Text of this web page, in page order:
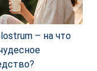
– на что